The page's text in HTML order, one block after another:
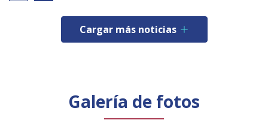
Cargar más noticias
Galería de fotos